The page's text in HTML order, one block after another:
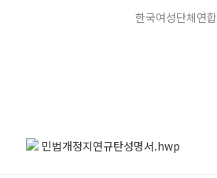
한국여성단체연합
민법개정지연규탄성명서.hwp